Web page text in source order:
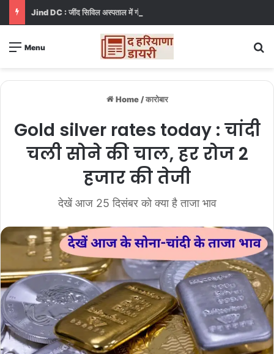
Menu
Home / कारोबार
Gold silver rates today : चांदी
चली सोने की चाल, हर रोज 2
हजार की तेजी
देखें आज 25 दिसंबर को क्या है ताजा भाव